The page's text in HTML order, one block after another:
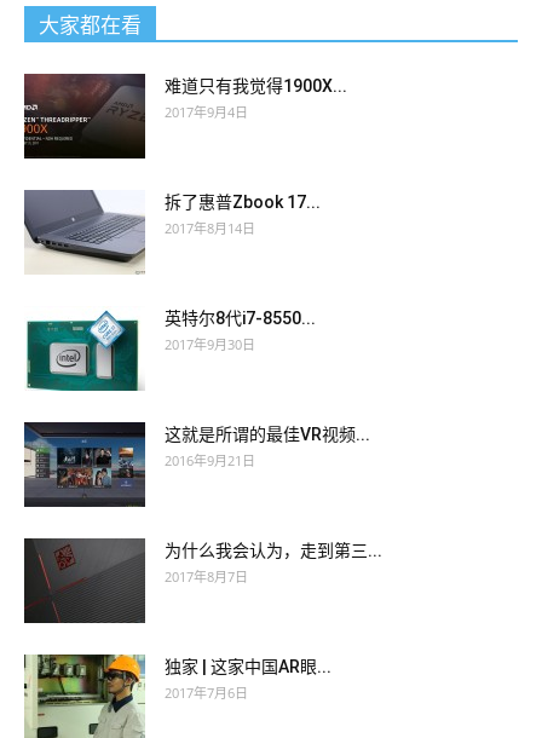
大家都在看
难道只有我觉得1900X...
2017年9月4日
拆了惠普Zbook 17...
2017年8月14日
英特尔8代i7-8550...
2017年9月30日
这就是所谓的最佳VR视频...
2016年9月21日
为什么我会认为，走到第三...
2017年8月7日
独家 | 这家中国AR眼...
2017年7月6日